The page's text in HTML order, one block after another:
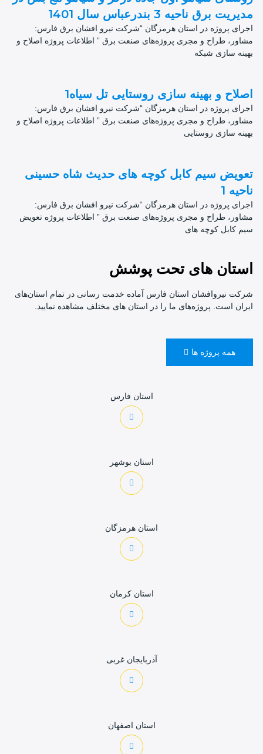
مدیریت برق ناحیه 3 بندرعباس سال 1401
اجرای پروژه در استان هرمزگان “شرکت نیرو افشان برق فارس:
مشاور، طراح و مجری پروژه‌های صنعت برق ” اطلاعات پروژه اصلاح و
بهینه سازی شبکه
اصلاح و بهینه سازی روستایی تل سیاه1
اجرای پروژه در استان هرمزگان “شرکت نیرو افشان برق فارس:
مشاور، طراح و مجری پروژه‌های صنعت برق ” اطلاعات پروژه اصلاح و
بهینه سازی روستایی
تعویض سیم کابل کوچه های حدیث شاه حسینی
ناحیه 1
اجرای پروژه در استان هرمزگان “شرکت نیرو افشان برق فارس:
مشاور، طراح و مجری پروژه‌های صنعت برق ” اطلاعات پروژه تعویض
سیم کابل کوچه های
استان های تحت پوشش
شرکت نیروافشان استان فارس آماده خدمت رسانی در تمام استان‌های
ایران است. پروژه‌های ما را در استان های مختلف مشاهده نمایید.
همه پروژه ها
استان فارس
استان بوشهر
استان هرمزگان
استان کرمان
آذربایجان غربی
استان اصفهان